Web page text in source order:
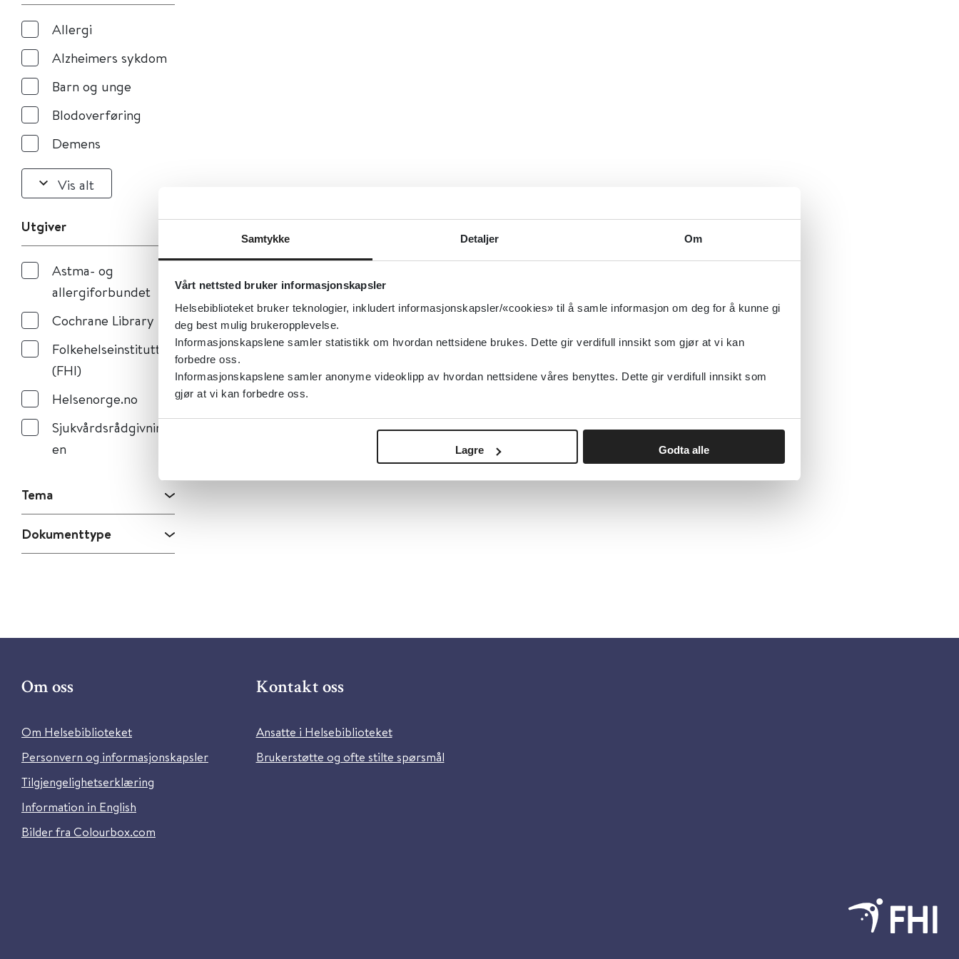
Samtykke Detaljer Om
Vårt nettsted bruker informasjonskapsler
Helsebiblioteket bruker teknologier, inkludert informasjonskapsler/«cookies» til å samle informasjon om deg for å kunne gi
deg best mulig brukeropplevelse.
Informasjonskapslene samler statistikk om hvordan nettsidene brukes. Dette gir verdifull innsikt som gjør at vi kan
forbedre oss.
Informasjonskapslene samler anonyme videoklipp av hvordan nettsidene våres benyttes. Dette gir verdifull innsikt som
gjør at vi kan forbedre oss.
Lagre Godta alle
Allergi
Alzheimers sykdom
Barn og unge
Blodoverføring
Demens
Vis alt
Utgiver
Astma- og
allergiforbundet
Cochrane Library
Folkehelseinstituttet
(FHI)
Helsenorge.no
Sjukvårdsrådgivning
en
Tema
Dokumenttype
Om oss
Om Helsebiblioteket
Personvern og informasjonskapsler
Tilgjengelighetserklæring
Information in English
Bilder fra Colourbox.com
Kontakt oss
Ansatte i Helsebiblioteket
Brukerstøtte og ofte stilte spørsmål